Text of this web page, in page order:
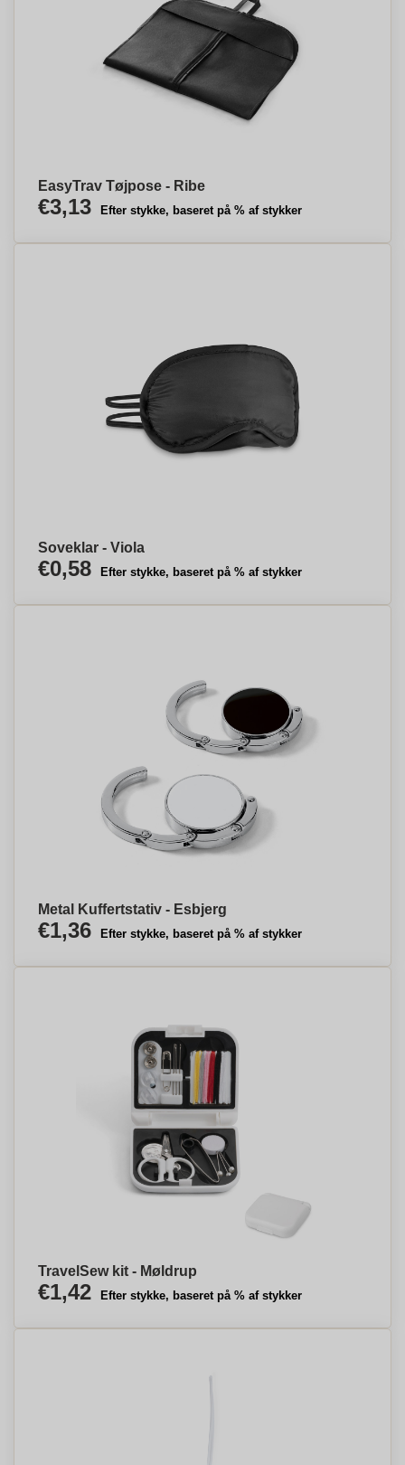
EasyTrav Tøjpose - Ribe
€3,13 Efter stykke, baseret på % af stykker
Soveklar - Viola
€0,58 Efter stykke, baseret på % af stykker
Metal Kuffertstativ - Esbjerg
€1,36 Efter stykke, baseret på % af stykker
TravelSew kit - Møldrup
€1,42 Efter stykke, baseret på % af stykker